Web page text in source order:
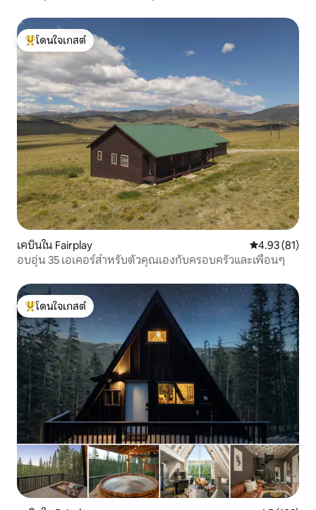
โดนใจเกสต์ที่สุด
โดนใจเกสต์
เคบินใน Fairplay คะแนนเฉลี่ย
4.93 (81)
อบอุ่น 35 เอเคอร์สำหรับตัวคุณเองกับครอบครัวและเพื่อนๆ
โดนใจเกสต์ที่สุด
โดนใจเกสต์